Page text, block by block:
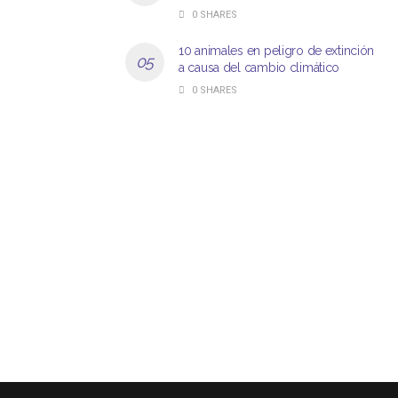
0 SHARES
10 animales en peligro de extinción
a causa del cambio climático
0 SHARES